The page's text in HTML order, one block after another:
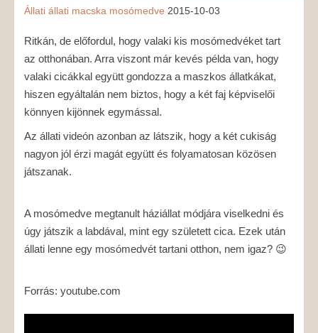
Állati állati macska mosómedve 2015-10-03
Ritkán, de előfordul, hogy valaki kis mosómedvéket tart
az otthonában. Arra viszont már kevés példa van, hogy
valaki cicákkal együtt gondozza a maszkos állatkákat,
hiszen egyáltalán nem biztos, hogy a két faj képviselői
könnyen kijönnek egymással.
Az állati videón azonban az látszik, hogy a két cukiság
nagyon jól érzi magát együtt és folyamatosan közösen
játszanak.
A mosómedve megtanult háziállat módjára viselkedni és
úgy játszik a labdával, mint egy született cica. Ezek után
állati lenne egy mosómedvét tartani otthon, nem igaz? 😉
Forrás: youtube.com